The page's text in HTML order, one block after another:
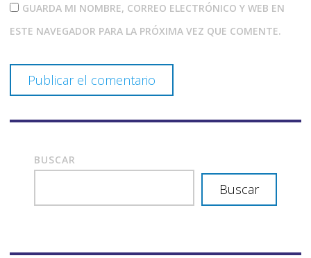
GUARDA MI NOMBRE, CORREO ELECTRÓNICO Y WEB EN
ESTE NAVEGADOR PARA LA PRÓXIMA VEZ QUE COMENTE.
BUSCAR
Buscar